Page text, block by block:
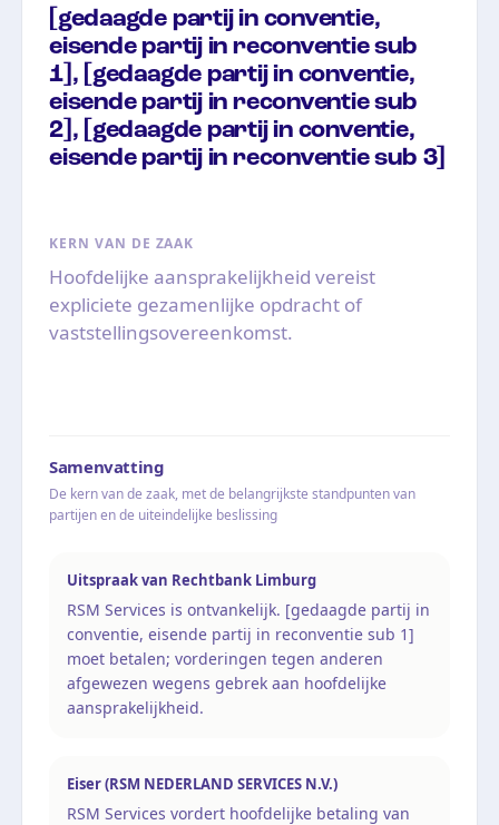
[gedaagde partij in conventie,
eisende partij in reconventie sub
1], [gedaagde partij in conventie,
eisende partij in reconventie sub
2], [gedaagde partij in conventie,
eisende partij in reconventie sub 3]
KERN VAN DE ZAAK
Hoofdelijke aansprakelijkheid vereist
expliciete gezamenlijke opdracht of
vaststellingsovereenkomst.
Samenvatting
De kern van de zaak, met de belangrijkste standpunten van
partijen en de uiteindelijke beslissing
Uitspraak van Rechtbank Limburg
RSM Services is ontvankelijk. [gedaagde partij in
conventie, eisende partij in reconventie sub 1]
moet betalen; vorderingen tegen anderen
afgewezen wegens gebrek aan hoofdelijke
aansprakelijkheid.
Eiser (RSM NEDERLAND SERVICES N.V.)
RSM Services vordert hoofdelijke betaling van